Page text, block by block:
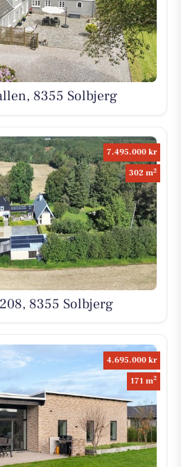
8355 Solbjerg
7.495.000 kr
302 m2
8355 Solbjerg
4.695.000 kr
171 m2